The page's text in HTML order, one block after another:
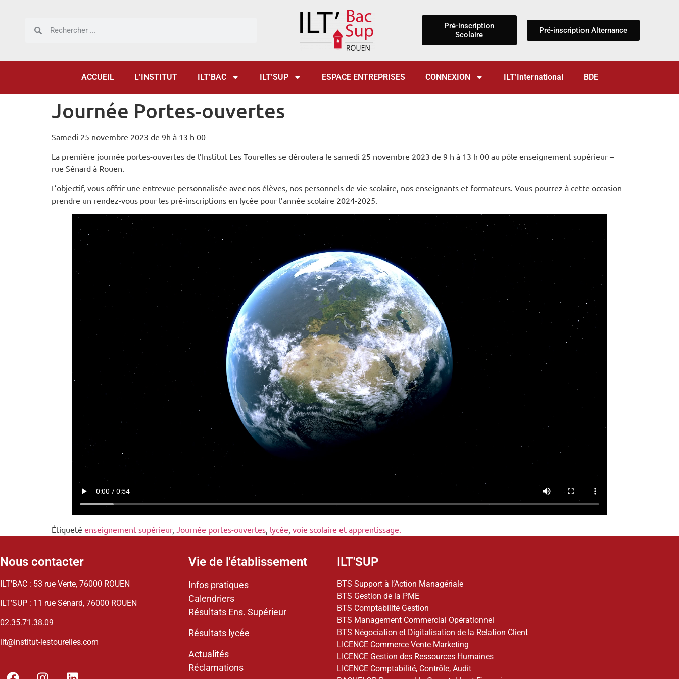
Pré-inscription
Scolaire
Pré-inscription Alternance
ACCUEIL L’INSTITUT ILT’BAC ILT’SUP ESPACE ENTREPRISES CONNEXION ILT’International BDE
Journée Portes-ouvertes
Samedi 25 novembre 2023 de 9h à 13 h 00
La première journée portes-ouvertes de l’Institut Les Tourelles se déroulera le samedi 25 novembre 2023 de 9 h à 13 h 00 au pôle enseignement supérieur –
rue Sénard à Rouen.
L’objectif, vous offrir une entrevue personnalisée avec nos élèves, nos personnels de vie scolaire, nos enseignants et formateurs. Vous pourrez à cette occasion
prendre un rendez-vous pour les pré-inscriptions en lycée pour l’année scolaire 2024-2025.
Étiqueté enseignement supérieur, Journée portes-ouvertes, lycée, voie scolaire et apprentissage.
Nous contacter
ILT’BAC : 53 rue Verte, 76000 ROUEN
ILT’SUP : 11 rue Sénard, 76000 ROUEN
02.35.71.38.09
ilt@institut-lestourelles.com
Vie de l'établissement
Infos pratiques
Calendriers
Résultats Ens. Supérieur
Résultats lycée
Actualités
Réclamations
ILT'SUP
BTS Support à l’Action Managériale
BTS Gestion de la PME
BTS Comptabilité Gestion
BTS Management Commercial Opérationnel
BTS Négociation et Digitalisation de la Relation Client
LICENCE Commerce Vente Marketing
LICENCE Gestion des Ressources Humaines
LICENCE Comptabilité, Contrôle, Audit